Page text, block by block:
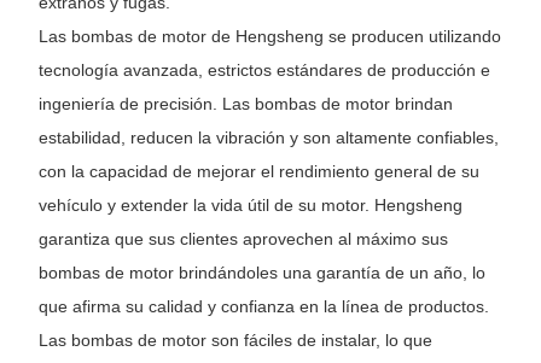
Las bombas de motor de Hengsheng se producen utilizando
tecnología avanzada, estrictos estándares de producción e
ingeniería de precisión. Las bombas de motor brindan
estabilidad, reducen la vibración y son altamente confiables,
con la capacidad de mejorar el rendimiento general de su
vehículo y extender la vida útil de su motor. Hengsheng
garantiza que sus clientes aprovechen al máximo sus
bombas de motor brindándoles una garantía de un año, lo
que afirma su calidad y confianza en la línea de productos.
Las bombas de motor son fáciles de instalar, lo que